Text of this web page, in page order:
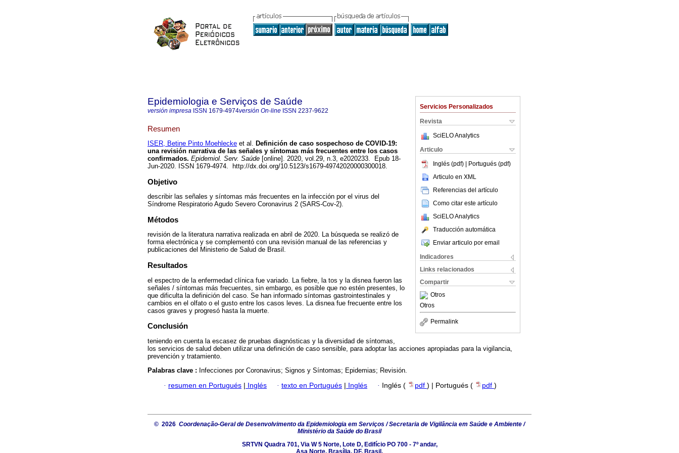
Servicios Personalizados
Revista
SciELO Analytics
Articulo
Inglés (pdf) | Portugués (pdf)
Articulo en XML
Referencias del artículo
Como citar este artículo
SciELO Analytics
Traducción automática
Enviar articulo por email
Indicadores
Links relacionados
Compartir
Otros
Otros
Permalink
Epidemiologia e Serviços de Saúde
versión impresa ISSN 1679-4974versión On-line ISSN 2237-9622
Resumen
ISER, Betine Pinto Moehlecke et al. Definición de caso sospechoso de COVID-19:
una revisión narrativa de las señales y síntomas más frecuentes entre los casos
confirmados. Epidemiol. Serv. Saúde [online]. 2020, vol.29, n.3, e2020233. Epub 18-
Jun-2020. ISSN 1679-4974. http://dx.doi.org/10.5123/s1679-49742020000300018.
Objetivo
describir las señales y síntomas más frecuentes en la infección por el virus del
Síndrome Respiratorio Agudo Severo Coronavirus 2 (SARS-Cov-2).
Métodos
revisión de la literatura narrativa realizada en abril de 2020. La búsqueda se realizó de
forma electrónica y se complementó con una revisión manual de las referencias y
publicaciones del Ministerio de Salud de Brasil.
Resultados
el espectro de la enfermedad clínica fue variado. La fiebre, la tos y la disnea fueron las
señales / síntomas más frecuentes, sin embargo, es posible que no estén presentes, lo
que dificulta la definición del caso. Se han informado síntomas gastrointestinales y
cambios en el olfato o el gusto entre los casos leves. La disnea fue frecuente entre los
casos graves y progresó hasta la muerte.
Conclusión
teniendo en cuenta la escasez de pruebas diagnósticas y la diversidad de síntomas,
los servicios de salud deben utilizar una definición de caso sensible, para adoptar las acciones apropiadas para la vigilancia,
prevención y tratamiento.
Palabras clave : Infecciones por Coronavirus; Signos y Síntomas; Epidemias; Revisión.
· resumen en Portugués Inglés · texto en Portugués Inglés · Inglés ( pdf ) | Portugués ( pdf )
© 2026 Coordenação-Geral de Desenvolvimento da Epidemiologia em Serviços / Secretaria de Vigilância em Saúde e Ambiente /
Ministério da Saúde do Brasil
SRTVN Quadra 701, Via W 5 Norte, Lote D, Edifício PO 700 - 7º andar,
Asa Norte, Brasília, DF, Brasil.